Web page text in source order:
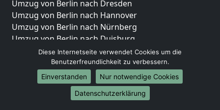
Umzug von Berlin nach Dresden
Umzug von Berlin nach Hannover
Umzug von Berlin nach Nürnberg
Umzug von Berlin nach Duisburg
Umzug von Berlin nach Bochum
Umzug von Berlin nach Wuppertal
Umzug von Berlin nach Bielefeld
Umzug von Berlin nach Bonn
Umzug von Berlin nach Münster
Diese Internetseite verwendet Cookies um die
Benutzerfreundlichkeit zu verbessern.
Einverstanden
Nur notwendige Cookies
Datenschutzerklärung